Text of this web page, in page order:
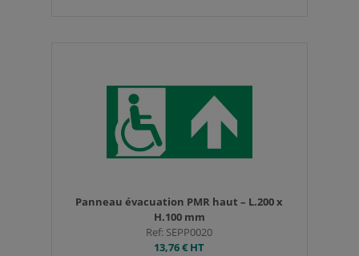
Panneau évacuation PMR haut – L.200 x
H.100 mm
Ref: SEPP0020
13,76 € HT